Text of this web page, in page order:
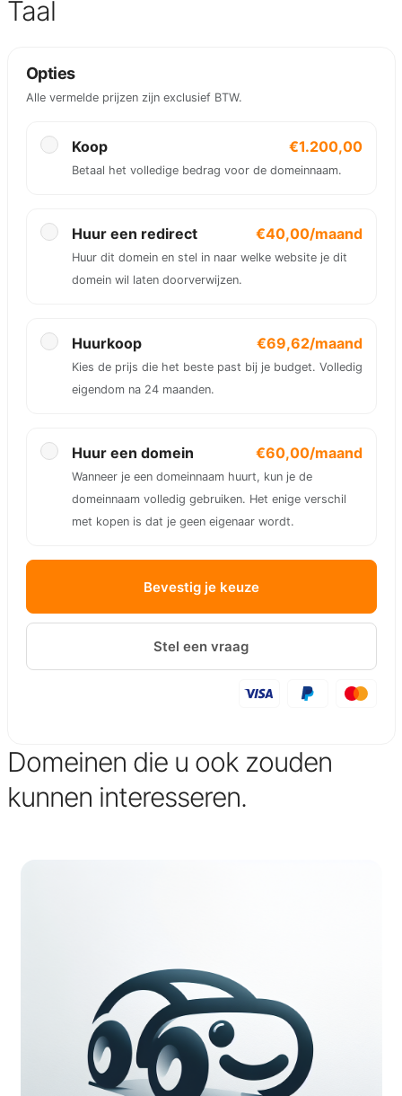
Taal
Opties
Alle vermelde prijzen zijn exclusief BTW.
Koop €1.200,00
Betaal het volledige bedrag voor de domeinnaam.
Huur een redirect €40,00/maand
Huur dit domein en stel in naar welke website je dit
domein wil laten doorverwijzen.
Huurkoop €69,62/maand
Kies de prijs die het beste past bij je budget. Volledig
eigendom na 24 maanden.
Huur een domein €60,00/maand
Wanneer je een domeinnaam huurt, kun je de
domeinnaam volledig gebruiken. Het enige verschil
met kopen is dat je geen eigenaar wordt.
Bevestig je keuze
Stel een vraag
Domeinen die u ook zouden
kunnen interesseren.